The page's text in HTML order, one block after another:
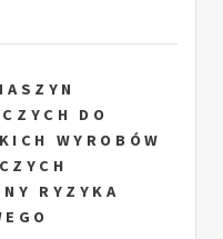
DO
WYROBÓW
RYZYKA